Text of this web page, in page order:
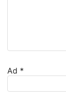
Ad *